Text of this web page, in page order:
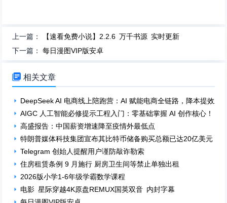
上一篇：
【速看免费小说】2.2.6 万千书源 实时更新
下一篇：每日漫图VIP版安卓
 相关文章
DeepSeek AI 电商线上陪跑营：AI 赋能电商全链路，降本提效新
AIGC 人工智能必修提示工程入门：零基础掌握 AI 创作核心！
高盛报告：中国薪资增速降至疫情外最低点
特朗普媒体科技集团宣布其比特币储备购买总额已达20亿美元
Telegram 创始人提醒用户谨防敲诈勒索
住房租赁条例 9 月施行 厨房卫生间等禁止单独出租
2026版小学1-6年级学霸数学课程
电影 星际穿越4K原盘REMUX国英双音 内封字幕